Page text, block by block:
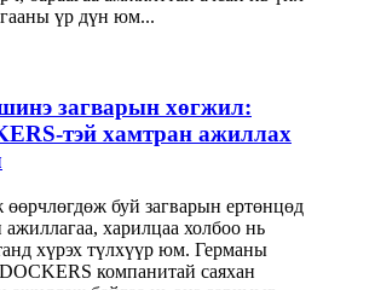
үр дүн юм...
загварын хөгжил:
тэй хамтран ажиллах
буй загварын ертөнцөд
харилцаа холбоо нь
хүрэх түлхүүр юм. Германы
компанитай саяхан